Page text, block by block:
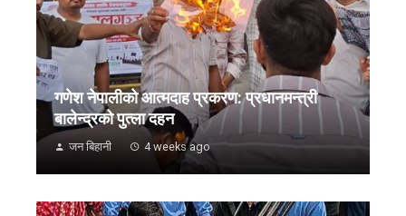
गणेश नेपालीको आत्मदाह प्रकरण: प्रधानमन्त्री
बालेन्द्रको पुत्ला दहन
जन बिहानी 4 weeks ago